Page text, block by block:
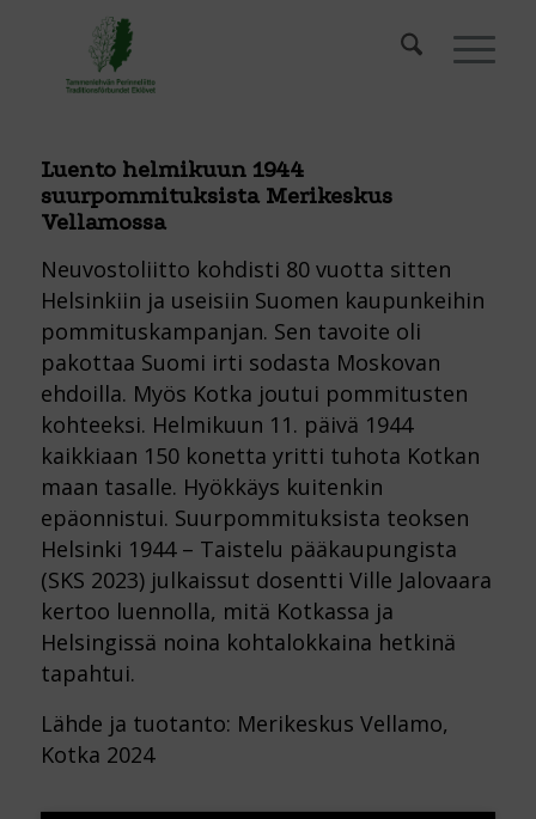
Luento helmikuun 1944
suurpommituksista Merikeskus
Vellamossa
Neuvostoliitto kohdisti 80 vuotta sitten
Helsinkiin ja useisiin Suomen kaupunkeihin
pommituskampanjan. Sen tavoite oli
pakottaa Suomi irti sodasta Moskovan
ehdoilla. Myös Kotka joutui pommitusten
kohteeksi. Helmikuun 11. päivä 1944
kaikkiaan 150 konetta yritti tuhota Kotkan
maan tasalle. Hyökkäys kuitenkin
epäonnistui. Suurpommituksista teoksen
Helsinki 1944 – Taistelu pääkaupungista
(SKS 2023) julkaissut dosentti Ville Jalovaara
kertoo luennolla, mitä Kotkassa ja
Helsingissä noina kohtalokkaina hetkinä
tapahtui.
Lähde ja tuotanto: Merikeskus Vellamo,
Kotka 2024